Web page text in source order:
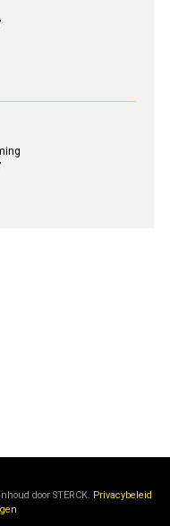
door STERCK. Privacybeleid